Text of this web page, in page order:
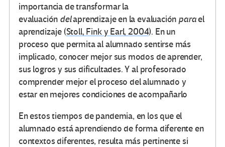
importancia de transformar la
evaluación delaprendizaje en la evaluación parael
aprendizaje (Stoll, Fink y Earl, 2004). En un
proceso que permita al alumnado sentirse más
implicado, conocer mejor sus modos de aprender,
sus logros y sus dificultades. Y al profesorado
comprender mejor el proceso del alumnado y
estar en mejores condiciones de acompañarlo
En estos tiempos de pandemia, en los que el
alumnado está aprendiendo de forma diferente en
contextos diferentes, resulta más pertinente si